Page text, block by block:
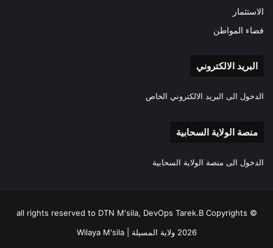
الاستثمار
فضاء المواطن
البريد الالكتروني
الدخول الى البريد الالكتروني الخاص
منصة الولاية السحابية
الدخول الى منصة الولاية السحابية
all rights reserved to DTN M'sila, DevOps Tarek.B Copyrights ©
2026 ولاية المسيلة | Wilaya M'sila